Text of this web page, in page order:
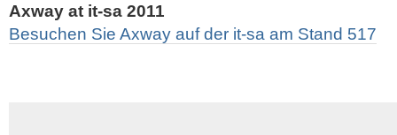
Axway at it-sa 2011
Besuchen Sie Axway auf der it-sa am Stand 517